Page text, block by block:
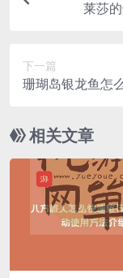
莱莎
下一篇
珊瑚岛银龙鱼怎
相关文章